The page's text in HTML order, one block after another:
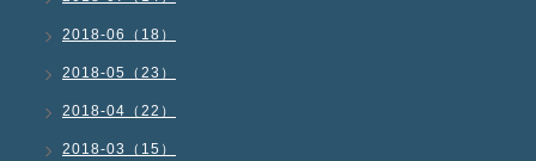
2018-06（18）
2018-05（23）
2018-04（22）
2018-03（15）